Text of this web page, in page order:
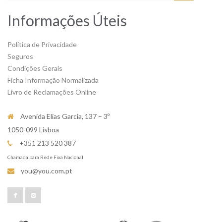
Informações Úteis
Política de Privacidade
Seguros
Condições Gerais
Ficha Informação Normalizada
Livro de Reclamações Online
Avenida Elias Garcia, 137 – 3º
1050-099 Lisboa
+351 213 520 387
Chamada para Rede Fixa Nacional
you@you.com.pt